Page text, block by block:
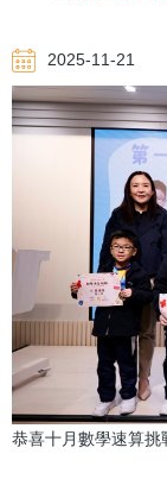
連
結
2025-11-21
恭喜十月數學速算挑